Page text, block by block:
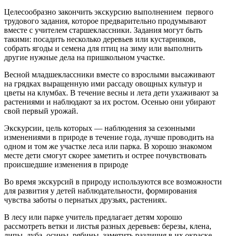
Целесообразно закончить экскурсию выполнением первого
трудового задания, которое предварительно продумывают
вместе с учителем старшеклассники. Задания могут быть
такими: посадить несколько деревьев или кустарников,
собрать ягоды и семена для птиц на зиму или выполнить
другие нужные дела на пришкольном участке.
Весной младшеклассники вместе со взрослыми высаживают
на грядках выращенную ими рассаду овощных культур и
цветы на клумбах. В течение весны и лета дети ухаживают за
растениями и наблюдают за их ростом. Осенью они убирают
свой первый урожай.
Экскурсии, цель которых — наблюдения за сезонными
изменениями в природе в течение года, лучше проводить на
одном и том же участке леса или парка. В хорошо знакомом
месте дети смогут скорее заметить и острее почувствовать
происшедшие изменения в природе
Во время экскурсий в природу используются все возможности
для развития у детей наблюдательности, формирования
чувства заботы о пернатых друзьях, растениях.
В лесу или парке учитель предлагает детям хорошо
рассмотреть ветки и листья разных деревьев: березы, клена,